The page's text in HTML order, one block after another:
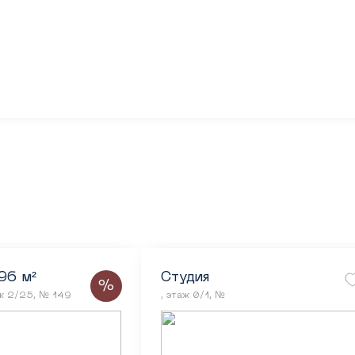
м²
2/25, № 149
%
Студия
, этаж 0/1, №